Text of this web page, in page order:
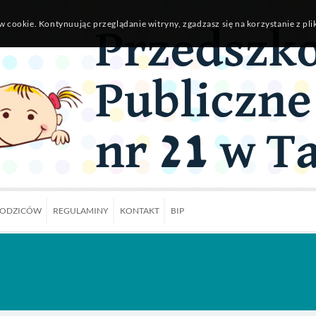
REGULAMINY KONTAKT BIP
cookie. Kontynuując przeglądanie witryny, zgadzasz się na korzystanie z